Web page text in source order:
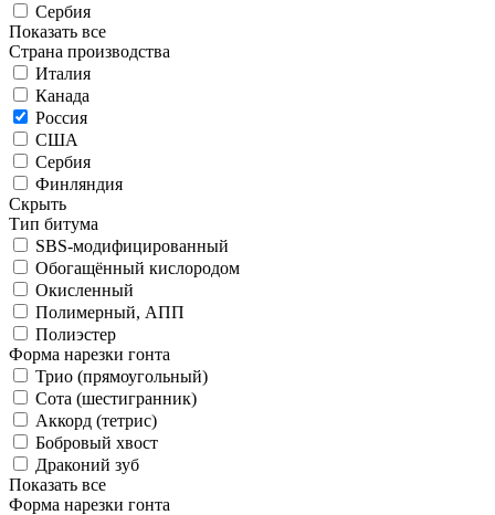
Сербия
Показать все
Страна производства
Италия
Канада
Россия
США
Сербия
Финляндия
Скрыть
Тип битума
SBS-модифицированный
Обогащённый кислородом
Окисленный
Полимерный, АПП
Полиэстер
Форма нарезки гонта
Трио (прямоугольный)
Сота (шестигранник)
Аккорд (тетрис)
Бобровый хвост
Драконий зуб
Показать все
Форма нарезки гонта